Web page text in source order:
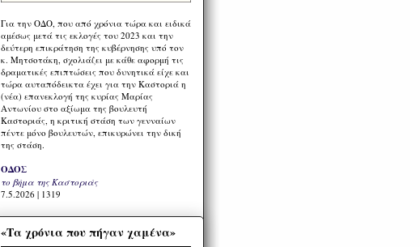
Για την ΟΔΟ, που από χρόνια τώρα και ειδικά
αμέσως μετά τις εκλογές του 2023 και την
δεύτερη επικράτηση της κυβέρνησης υπό τον
κ. Μητσοτάκη, σχολιάζει με κάθε αφορμή τις
δραματικές επιπτώσεις που δυνητικά είχε και
τώρα αυταπόδεικτα έχει για την Καστοριά η
(νέα) επανεκλογή της κυρίας Μαρίας
Αντωνίου στο αξίωμα της βουλευτή
Καστοριάς, η κριτική στάση των γενναίων
πέντε μόνο βουλευτών, επικυρώνει την δική
της στάση.
ΟΔΟΣ
το βήμα της Καστοριάς
7.5.2026 | 1319
«Τα χρόνια που πήγαν χαμένα»